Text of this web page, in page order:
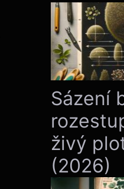
Sázení
živý
(2026)